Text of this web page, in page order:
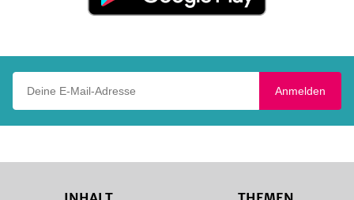
Google
Anmelden